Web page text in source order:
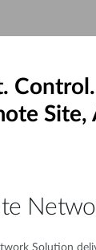
Solution